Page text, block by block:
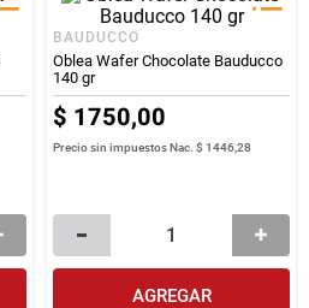
BAUDUCCO
Oblea Wafer Chocolate Bauducco
140 gr
$ 1750,00
Precio sin impuestos Nac.$ 1446,28
AGREGAR